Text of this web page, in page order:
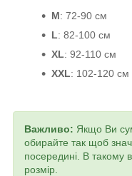
M: 72-90 см
L: 82-100 см
XL: 92-110 см
XXL: 102-120 см
Важливо: Якщо Ви
обирайте так щоб
посередині. В такому
розмір.